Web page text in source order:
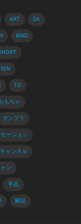
ART DA
MAD
TO
もちゃ
ガンプラ
ーション
チャンネル
ン
手品
解説